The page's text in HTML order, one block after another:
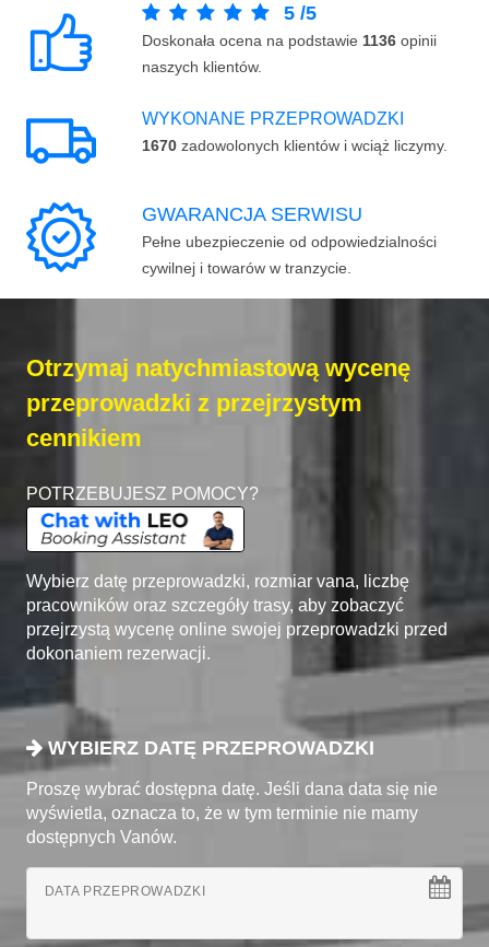
5 /5
Doskonała ocena na podstawie 1136 opinii
naszych klientów.
WYKONANE PRZEPROWADZKI
1670 zadowolonych klientów i wciąż liczymy.
GWARANCJA SERWISU
Pełne ubezpieczenie od odpowiedzialności
cywilnej i towarów w tranzycie.
Otrzymaj natychmiastową wycenę
przeprowadzki z przejrzystym
cennikiem
POTRZEBUJESZ POMOCY?
Wybierz datę przeprowadzki, rozmiar vana, liczbę
pracowników oraz szczegóły trasy, aby zobaczyć
przejrzystą wycenę online swojej przeprowadzki przed
dokonaniem rezerwacji.
WYBIERZ DATĘ PRZEPROWADZKI
Proszę wybrać dostępna datę. Jeśli dana data się nie
wyświetla, oznacza to, że w tym terminie nie mamy
dostępnych Vanów.
DATA PRZEPROWADZKI